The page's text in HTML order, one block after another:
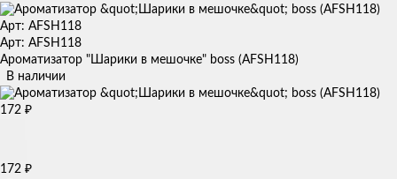
Арт: AFSH118
Арт: AFSH118
Ароматизатор "Шарики в мешочке" boss (AFSH118)
В наличии
172 ₽
172 ₽